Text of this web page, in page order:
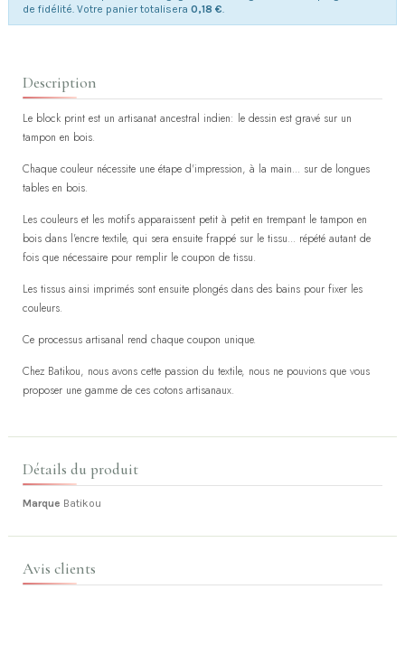
de fidélité. Votre panier totalisera 0,18 €.
Description
Le block print est un artisanat ancestral indien: le dessin est gravé sur un
tampon en bois.
Chaque couleur nécessite une étape d'impression, à la main... sur de longues
tables en bois.
Les couleurs et les motifs apparaissent petit à petit en trempant le tampon en
bois dans l'encre textile, qui sera ensuite frappé sur le tissu... répété autant de
fois que nécessaire pour remplir le coupon de tissu.
Les tissus ainsi imprimés sont ensuite plongés dans des bains pour fixer les
couleurs.
Ce processus artisanal rend chaque coupon unique.
Chez Batikou, nous avons cette passion du textile, nous ne pouvions que vous
proposer une gamme de ces cotons artisanaux.
Détails du produit
Marque Batikou
Avis clients